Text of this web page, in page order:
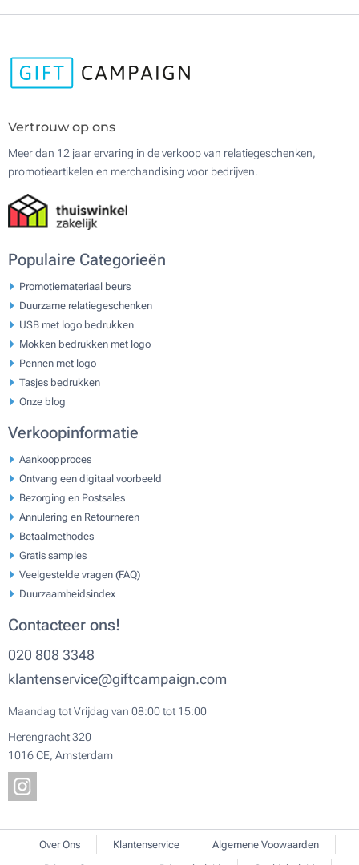
Vertrouw op ons
Meer dan 12 jaar ervaring in de verkoop van relatiegeschenken,
promotieartikelen en merchandising voor bedrijven.
Populaire Categorieën
Promotiemateriaal beurs
Duurzame relatiegeschenken
USB met logo bedrukken
Mokken bedrukken met logo
Pennen met logo
Tasjes bedrukken
Onze blog
Verkoopinformatie
Aankoopproces
Ontvang een digitaal voorbeeld
Bezorging en Postsales
Annulering en Retourneren
Betaalmethodes
Gratis samples
Veelgestelde vragen (FAQ)
Duurzaamheidsindex
Contacteer ons!
020 808 3348
klantenservice@giftcampaign.com
Maandag tot Vrijdag van 08:00 tot 15:00
Herengracht 320
1016 CE, Amsterdam
Over Ons Klantenservice
Algemene Voowaarden